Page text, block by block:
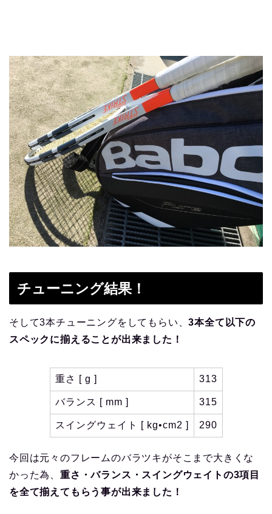
チューニング結果！
そして3本チューニングをしてもらい、3本全て以下の
スペックに揃えることが出来ました！
重さ [ g ] 313
バランス [ mm ] 315
スイングウェイト [ kg•cm2 ] 290
今回は元々のフレームのバラツキがそこまで大きくな
かった為、 重さ・バランス・スイングウェイトの3項目
を全て揃えてもらう事が出来ました！